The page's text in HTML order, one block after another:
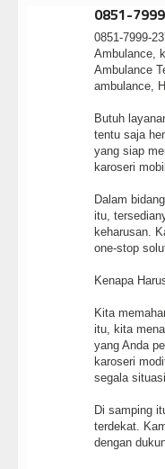
0851-
0851-7999-
Ambulance,
Ambulance
ambulance,
Butuh
tentu saja
yang siap
karoseri
Dalam
itu,
keharusan.
one-stop
Kenapa
Kita
itu, kita
yang Anda
karoseri
segala
Di samping
terdekat.
dengan